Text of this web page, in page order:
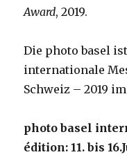
Award, 2019.
Die photo basel
internationale
Schweiz – 2019
photo basel
édition: 11. bis